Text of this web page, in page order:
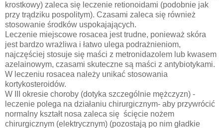
krostkowy) zaleca się leczenie retionoidami (podobnie jak
przy trądziku pospolitym). Czasami zaleca się również
stosowanie środków uspokajających.
Leczenie miejscowe rosacea jest trudne, ponieważ skóra
jest bardzo wrażliwa i łatwo ulega podrażnieniom,
najczęściej stosuje się maści z metronidazolem lub kwasem
azelainowym, czasami skuteczne są maści z antybiotykami.
W leczeniu rosacea należy unikać stosowania
kortykosteroidów.
W III okresie choroby (dotyka szczególnie mężczyzn) -
leczenie polega na działaniu chirurgicznym- aby przywrócić
normalny kształt nosa zaleca się ścięcie nożem
chirurgicznym (elektrycznym) (pozostają po nim gładkie